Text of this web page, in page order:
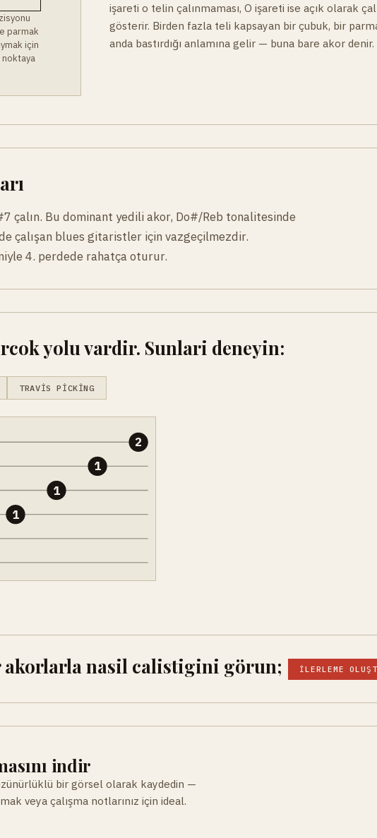
parmak
için
işareti o telin çalınmaması, O işareti ise açık olarak
gösterir. Birden fazla teli kapsayan bir çubuk, bir
anda bastırdığı anlamına gelir — buna bare akor denir.
çalın. Bu dominant yedili akor, Do#/Reb tonalitesinde
çalışan blues gitaristler için vazgeçilmezdir.
4. perdede rahatça oturur.
yolu vardir. Sunlari deneyin:
TRAVIS PICKING
1
1
1
2
akorlarla nasil calistigini görun; İLERLEME
indir
bir görsel olarak kaydedin —
veya çalışma notlarınız için ideal.